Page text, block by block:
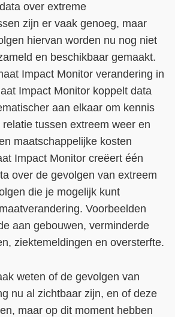
over extreme
zijn er vaak genoeg, maar
hiervan worden nu nog niet
en beschikbaar gemaakt.
Impact Monitor verandering in
Impact Monitor koppelt data
aan elkaar om kennis
tussen extreem weer en
maatschappelijke kosten
Impact Monitor creëert één
over de gevolgen van extreem
die je mogelijk kunt
Voorbeelden
aan gebouwen, verminderde
ziektemeldingen en oversterfte.
weten of de gevolgen van
nu al zichtbaar zijn, en of deze
maar op dit moment hebben